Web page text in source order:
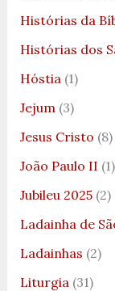
Histórias da
Histórias dos
Hóstia (1)
Jejum (3)
Jesus Cristo (8)
João Paulo II (1)
Jubileu 2025(2)
Ladainha de
Ladainhas (2)
Liturgia (31)